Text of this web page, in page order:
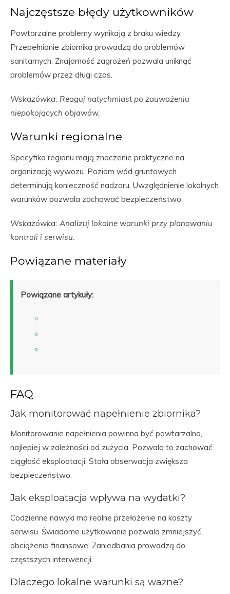
Najczęstsze błędy użytkowników
Powtarzalne problemy wynikają z braku wiedzy.
Przepełnianie zbiornika prowadzą do problemów
sanitarnych. Znajomość zagrożeń pozwala uniknąć
problemów przez długi czas.
Wskazówka: Reaguj natychmiast po zauważeniu
niepokojących objawów.
Warunki regionalne
Specyfika regionu mają znaczenie praktyczne na
organizację wywozu. Poziom wód gruntowych
determinują konieczność nadzoru. Uwzględnienie lokalnych
warunków pozwala zachować bezpieczeństwo.
Wskazówka: Analizuj lokalne warunki przy planowaniu
kontroli i serwisu.
Powiązane materiały
Powiązane artykuły:
FAQ
Jak monitorować napełnienie zbiornika?
Monitorowanie napełnienia powinna być powtarzalna,
najlepiej w zależności od zużycia. Pozwala to zachować
ciągłość eksploatacji. Stała obserwacja zwiększa
bezpieczeństwo.
Jak eksploatacja wpływa na wydatki?
Codzienne nawyki ma realne przełożenie na koszty
serwisu. Świadome użytkowanie pozwala zmniejszyć
obciążenia finansowe. Zaniedbania prowadzą do
częstszych interwencji.
Dlaczego lokalne warunki są ważne?